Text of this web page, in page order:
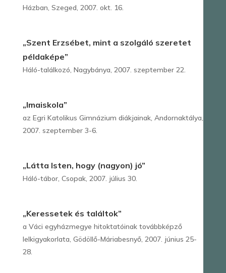
Házban, Szeged, 2007. okt. 16.
„Szent Erzsébet, mint a szolgáló szeretet
példaképe”
Háló-találkozó, Nagybánya, 2007. szeptember 22.
„Imaiskola”
az Egri Katolikus Gimnázium diákjainak, Andornaktálya,
2007. szeptember 3-6.
„Látta Isten, hogy (nagyon) jó”
Háló-tábor, Csopak, 2007. július 30.
„Keressetek és találtok”
a Váci egyházmegye hitoktatóinak továbbképző
lelkigyakorlata, Gödöllő-Máriabesnyő, 2007. június 25-
28.